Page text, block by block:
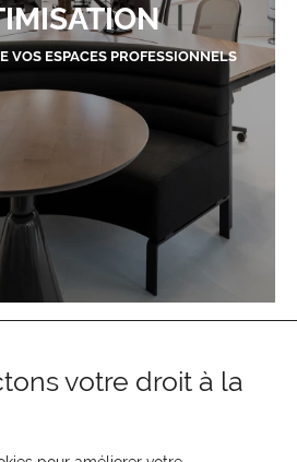
VOS ESPACES PROFESSIONNELS
votre droit à la